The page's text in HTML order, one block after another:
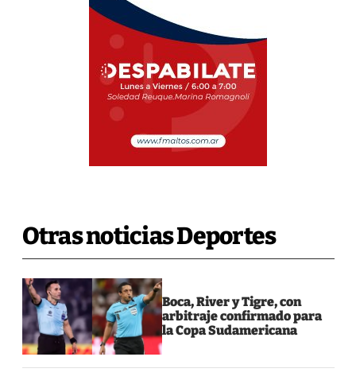
Otras noticias Deportes
Boca, River y Tigre, con
arbitraje confirmado para
la Copa Sudamericana